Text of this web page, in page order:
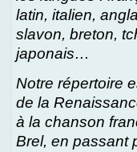
latin, italien,
slavon, breton,
japonais…
Notre répertoire
de la
à la chanson
Brel, en passant